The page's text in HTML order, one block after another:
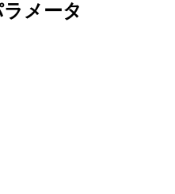
メータ